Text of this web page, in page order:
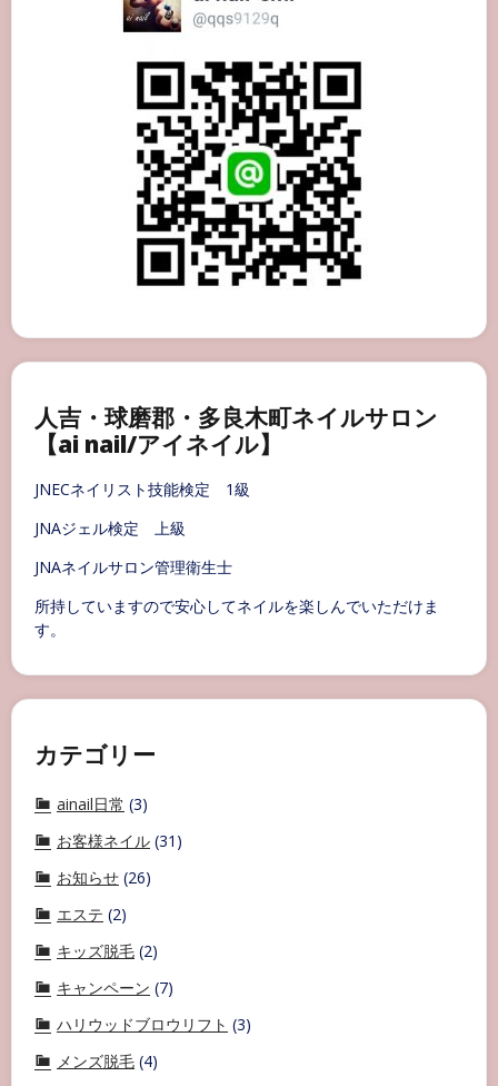
人吉・球磨郡・多良木町ネイルサロン
【ai nail/アイネイル】
JNECネイリスト技能検定 1級
JNAジェル検定 上級
JNAネイルサロン管理衛生士
所持していますので安心してネイルを楽しんでいただけま
す。
カテゴリー
ainail日常 (3)
お客様ネイル (31)
お知らせ (26)
エステ (2)
キッズ脱毛 (2)
キャンペーン (7)
ハリウッドブロウリフト (3)
メンズ脱毛 (4)